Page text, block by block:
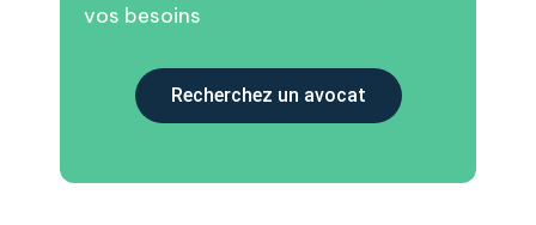
vos besoins
Recherchez un avocat